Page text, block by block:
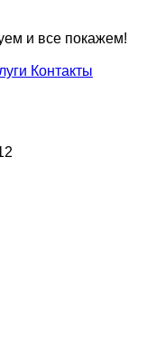
и все покажем!
Контакты